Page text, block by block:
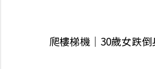
爬樓梯機｜30歲女跌